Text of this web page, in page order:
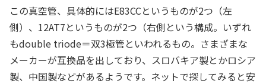
この真空管、具体的にはE83CCというものが2つ（左
側）、12AT7というものが2つ（右側という構成。いずれ
もdouble triode＝双3極管といわれるもの。さまざまな
メーカーが互換品を出しており、スロバキア製とかロシア
製、中国製などがあるようです。ネットで探してみると安